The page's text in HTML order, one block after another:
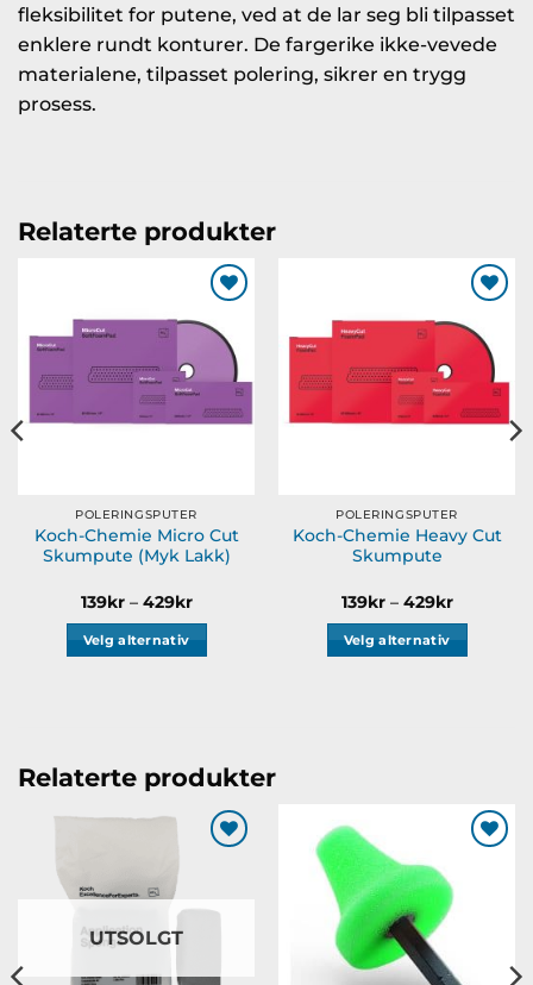
fleksibilitet for putene, ved at de lar seg bli tilpasset
enklere rundt konturer. De fargerike ikke-vevede
materialene, tilpasset polering, sikrer en trygg
prosess.
Relaterte produkter
Legg til
ønskeliste
POLERINGSPUTER
Koch-Chemie Micro Cut
Skumpute (Myk Lakk)
139kr – 429krPrisområde:
Velg alternativ
varianter.
Alternativene
kan
produktsiden
Legg til
ønskeliste
POLERINGSPUTER
Koch-Chemie Heavy Cut
Skumpute
139kr – 429kr
Velg alternativ
på
produktsiden
Relaterte produkter
UTSOLGT
ønskeliste